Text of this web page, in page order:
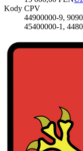
Kody CPV
44900000-9,
45400000-1,